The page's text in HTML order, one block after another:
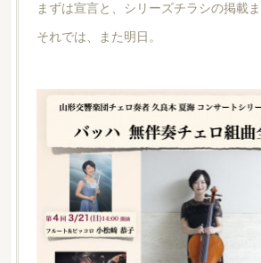
まずは宣言と、シリーズチラシの掲載ま
それでは、また明日。